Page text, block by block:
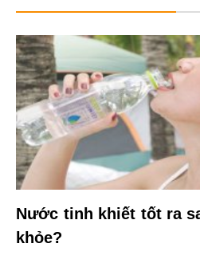
Nước tinh khiết tốt ra
khỏe?